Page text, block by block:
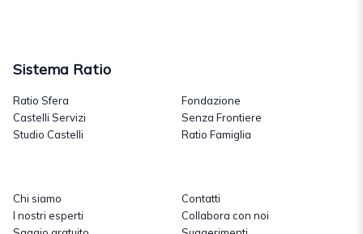
Sistema Ratio
Ratio Sfera
Castelli Servizi
Studio Castelli
Fondazione
Senza Frontiere
Ratio Famiglia
Chi siamo
I nostri esperti
Contatti
Collabora con noi